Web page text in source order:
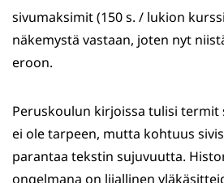
sivumaksimit (150 s. / lukion
näkemystä vastaan, joten nyt
eroon.
Peruskoulun kirjoissa tulisi termit
ei ole tarpeen, mutta kohtuus
parantaa tekstin sujuvuutta.
ongelmana on liiallinen